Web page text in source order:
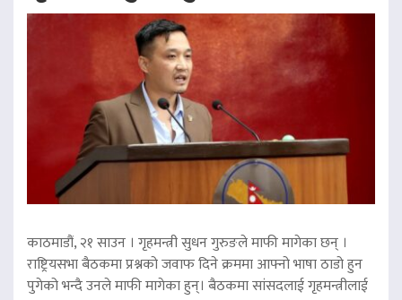
काठमाडौं, २१ साउन । गृहमन्त्री सुधन गुरुङले माफी मागेका छन् ।
राष्ट्रियसभा बैठकमा प्रश्नको जवाफ दिने क्रममा आफ्नो भाषा ठाडो हुन
पुगेको भन्दै उनले माफी मागेका हुन्। बैठकमा सांसदलाई गृहमन्त्रीलाई